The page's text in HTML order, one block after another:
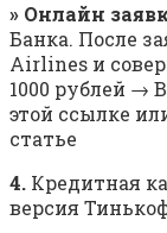
» Онлайн
Банка. После
Airlines и
1000 рублей →
этой ссылке
статье
4. Кредитная
версия